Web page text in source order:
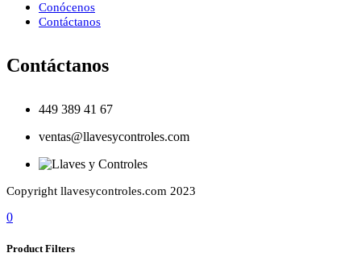
Conócenos
Contáctanos
Contáctanos
449 389 41 67
ventas@llavesycontroles.com
Copyright llavesycontroles.com 2023
0
Product Filters